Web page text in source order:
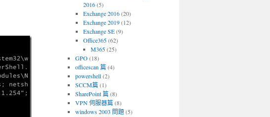
2016(5)
Exchange 2016(20)
Exchange 2019(12)
Exchange SE(9)
Office365(62)
M365(25)
GPO(18)
officescan 篇(4)
powershell(2)
SCCM篇(1)
SharePoint 篇(8)
VPN 伺服器篇(8)
windows 2003 問題(5)